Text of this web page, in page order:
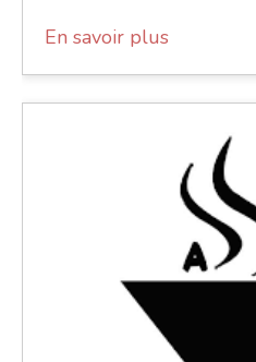
En savoir plus